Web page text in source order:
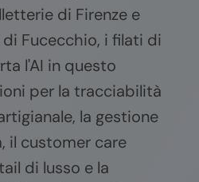
di Firenze e
di Fucecchio, i filati di
l'AI in questo
per la tracciabilità
la gestione
il customer care
di lusso e la